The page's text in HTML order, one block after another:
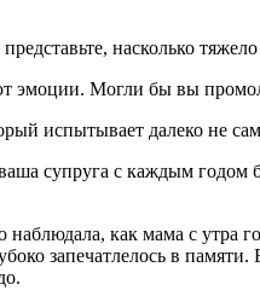
насколько
эмоции. Могли бы вы
испытывает далеко не
супруга с каждым
как мама с утра
запечатлелось в